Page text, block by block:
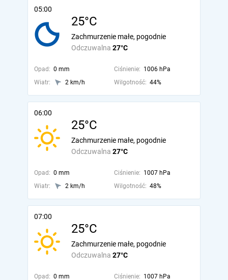
05:00
25°C
Odczuwalna 27°C
Zachmurzenie małe, pogodnie
Opad: 0 mm Ciśnienie: 1006 hPa
Wiatr:
2 km/h Wilgotność: 44%
06:00
25°C
Odczuwalna 27°C
Zachmurzenie małe, pogodnie
Opad: 0 mm Ciśnienie: 1007 hPa
Wiatr:
2 km/h Wilgotność: 48%
07:00
25°C
Odczuwalna 27°C
Zachmurzenie małe, pogodnie
Opad: 0 mm Ciśnienie: 1007 hPa